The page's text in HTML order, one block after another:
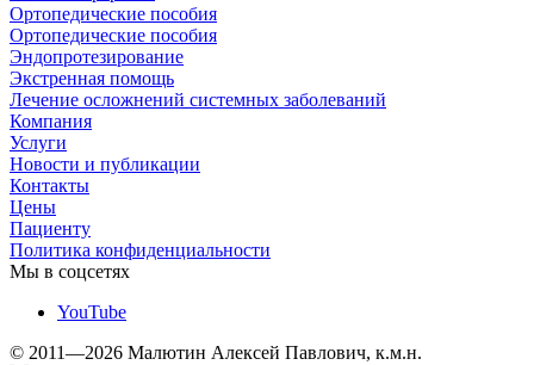
Ортопедические пособия
Ортопедические пособия
Эндопротезирование
Экстренная помощь
Лечение осложнений системных заболеваний
Компания
Услуги
Новости и публикации
Контакты
Цены
Пациенту
Политика конфиденциальности
Мы в соцсетях
YouTube
© 2011—2026 Малютин Алексей Павлович, к.м.н.